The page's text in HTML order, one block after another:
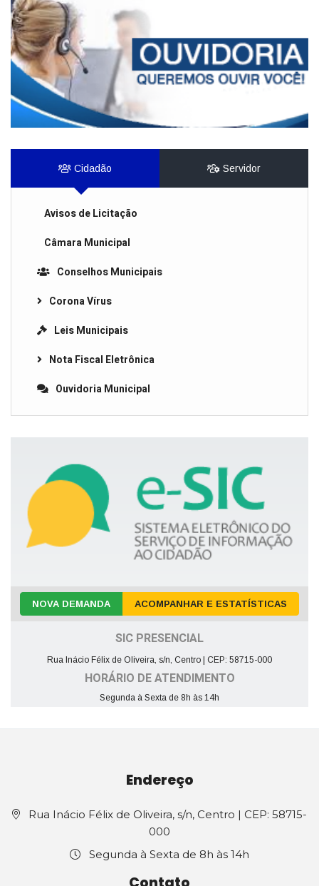
Cidadão Servidor
Avisos de Licitação
Câmara Municipal
Conselhos Municipais
Corona Vírus
Leis Municipais
Nota Fiscal Eletrônica
Ouvidoria Municipal
NOVA DEMANDA ACOMPANHAR E ESTATÍSTICAS
SIC PRESENCIAL
Rua Inácio Félix de Oliveira, s/n, Centro | CEP: 58715-000
HORÁRIO DE ATENDIMENTO
Segunda à Sexta de 8h às 14h
Endereço
Rua Inácio Félix de Oliveira, s/n, Centro | CEP: 58715-
000
Segunda à Sexta de 8h às 14h